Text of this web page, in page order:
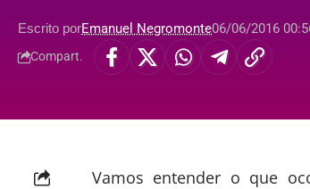
Escrito porEmanuel Negromonte06/06/2016
Compart.
Vamos entender o que